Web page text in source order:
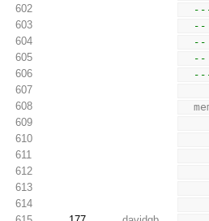
602
603
--
604
--
605
--
606
607
608
609
610
611
612
613
614